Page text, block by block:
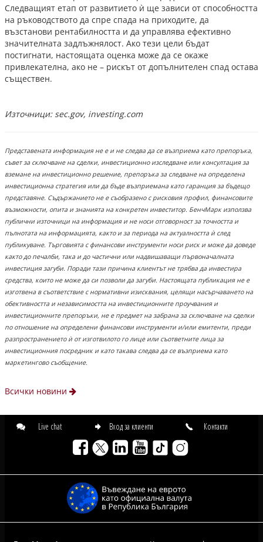
Следващият етап от развитието ѝ ще зависи от способността
на ръководството да спре спада на приходите, да
възстанови рентабилността и да управлява ефективно
значителната задлъжнялост. Ако тези цели бъдат
постигнати, настоящата оценка може да се окаже
привлекателна, ако не – рискът от допълнителен спад остава
съществен.
Източници: sec.gov, investing.com
Представената информация не е и не следва да се възприема като препоръка,
съвет за сключване на сделки, инвестиционно изследване или консултация за
вземане на инвестиционно решение, препоръка за следване на определена
инвестиционна стратегия или да бъде възприемана като гаранция за бъдещо
представяне. Съдържанието не е съобразено с рисковия профил, финансовите
възможности, опита и знанията на конкретен инвеститор. БенчМарк използва
публични източници на информация и не носи отговорност за точността и
пълнотата на информацията, както и за периода на актуалността ѝ след
публикуване. Търговията с финансови инструменти носи риск и може да доведе
както до печалби, така и до частични или надвишаващи първоначалната
инвестиция загуби. Поради тази причина клиентът не трябва да инвестира
средства, които не може да си позволи да загуби. Настоящата публикация не е
изготвена в съответствие с нормативни изисквания, целящи насърчаването на
обективността и независимостта на инвестиционните проучвания и
инвестиционните препоръки, не е предмет на забрана за сключване на сделки
по отношение на определени финансови инструменти и/или емитенти, преди
разпространението ѝ от изготвилото го лице или съответните лица за
инвестиционния посредник и като такава следва да се възприема като
маркетингово съобщение.
Всички новини
Live chat Вход за клиенти Контакти